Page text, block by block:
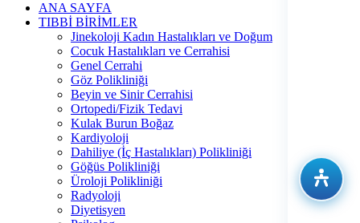
ANA SAYFA
TIBBİ BİRİMLER
Jinekoloji Kadın Hastalıkları ve Doğum
Cocuk Hastalıkları ve Cerrahisi
Genel Cerrahi
Göz Polikliniği
Beyin ve Sinir Cerrahisi
Ortopedi/Fizik Tedavi
Kulak Burun Boğaz
Kardiyoloji
Dahiliye (İç Hastalıkları) Polikliniği
Göğüs Polikliniği
Üroloji Polikliniği
Radyoloji
Diyetisyen